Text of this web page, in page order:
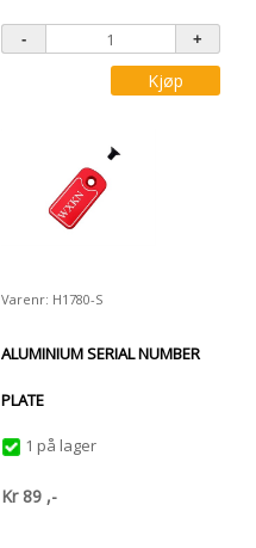
Kjøp
Varenr: H1780-S
ALUMINIUM SERIAL NUMBER
PLATE
1 på lager
Kr 89 ,-